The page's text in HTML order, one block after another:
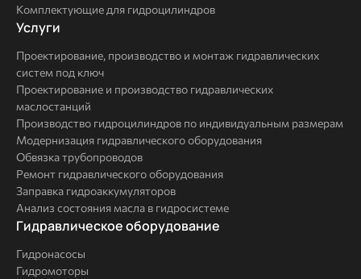
Комплектующие для гидроцилиндров
Услуги
Услуги
Проектирование, производство и монтаж гидравлических
систем под ключ
Проектирование и производство гидравлических
маслостанций
Производство гидроцилиндров по индивидуальным размерам
Модернизация гидравлического оборудования
Обвязка трубопроводов
Ремонт гидравлического оборудования
Заправка гидроаккумуляторов
Анализ состояния масла в гидросистеме
Комплексные
Гидравлическое оборудование
Гидронасосы
Гидромоторы